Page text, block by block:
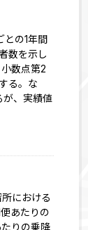
との1年間
数を示し
数点第2
る。な
が、実績値
における
あたりの
りの乗降